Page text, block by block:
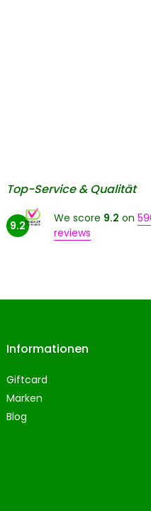
Top-Service & Qualität
9.2
We score 9.2 on
reviews
Informationen
Giftcard
Marken
Blog